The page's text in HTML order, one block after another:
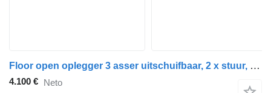
Floor open oplegger 3 asser uitschuifbaar, 2 x stuur, 1 x liftas
4.100 € Neto